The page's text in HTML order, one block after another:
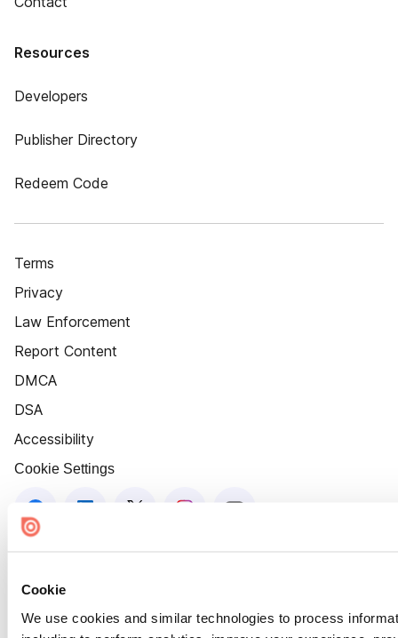
Cookie
We use cookies and similar technologies to process
Resources
Developers
Publisher Directory
Redeem Code
Terms
Privacy
Law Enforcement
Report Content
DMCA
DSA
Accessibility
Cookie Settings